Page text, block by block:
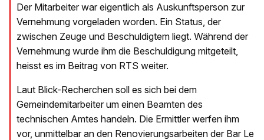
Der Mitarbeiter war eigentlich als Auskunftsperson zur
Vernehmung vorgeladen worden. Ein Status, der
zwischen Zeuge und Beschuldigtem liegt. Während der
Vernehmung wurde ihm die Beschuldigung mitgeteilt,
heisst es im Beitrag von RTS weiter.
Laut Blick-Recherchen soll es sich bei dem
Gemeindemitarbeiter um einen Beamten des
technischen Amtes handeln. Die Ermittler werfen ihm
vor, unmittelbar an den Renovierungsarbeiten der Bar Le